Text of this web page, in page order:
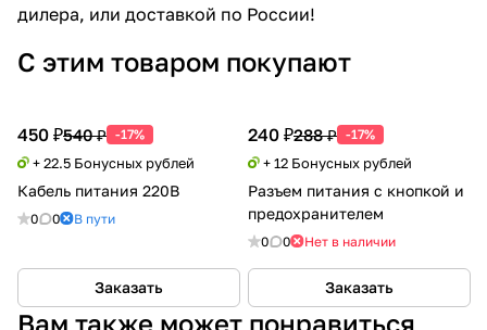
дилера, или доставкой по России!
С этим товаром покупают
450 ₽540 ₽ -17%
+ 22.5 Бонусных рублей
Кабель питания 220В
0 0 В пути
Заказать
240 ₽288 ₽ -17%
+ 12 Бонусных рублей
Разъем питания с кнопкой и
предохранителем
0 0 Нет в наличии
Заказать
Вам также может понравиться